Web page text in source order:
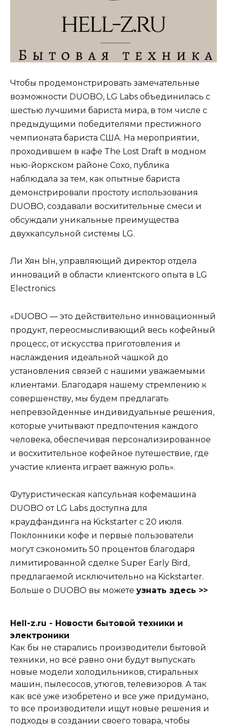
Чтобы продемонстрировать замечательные
возможности DUOBO, LG Labs объединилась с
шестью лучшими бариста мира, в том числе с
предыдущими победителями престижного
чемпионата бариста США. На мероприятии,
проходившем в кафе The Lost Draft в модном
нью-йоркском районе Сохо, публика
наблюдала за тем, как опытные бариста
демонстрировали простоту использования
DUOBO, создавали восхитительные смеси и
обсуждали уникальные преимущества
двухкапсульной системы LG.
Ли Хян Ын, управляющий директор отдела
инноваций в области клиентского опыта в LG
Electronics
«DUOBO — это действительно инновационный
продукт, переосмысливающий весь кофейный
процесс, от искусства приготовления и
наслаждения идеальной чашкой до
установления связей с нашими уважаемыми
клиентами. Благодаря нашему стремлению к
совершенству, мы будем предлагать
непревзойденные индивидуальные решения,
которые учитывают предпочтения каждого
человека, обеспечивая персонализированное
и восхитительное кофейное путешествие, где
участие клиента играет важную роль».
Футуристическая капсульная кофемашина
DUOBO от LG Labs доступна для
краудфандинга на Kickstarter с 20 июля.
Поклонники кофе и первые пользователи
могут сэкономить 50 процентов благодаря
лимитированной сделке Super Early Bird,
предлагаемой исключительно на Kickstarter.
Больше о DUOBO вы можете узнать здесь >>
Hell-z.ru - Новости бытовой техники и
электроники
Как бы не старались производители бытовой
техники, но всё равно они будут выпускать
новые модели холодильников, стиральных
машин, пылесосов, утюгов, телевизоров. А так
как всё уже изобретено и все уже придумано,
то все производители ищут новые решения и
подходы в создании своего товара, чтобы